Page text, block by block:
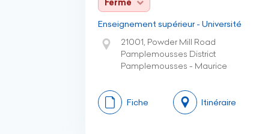
Fermé
Enseignement supérieur - Université
21001, Powder Mill Road
Pamplemousses District
Pamplemousses - Maurice
Fiche Itinéraire